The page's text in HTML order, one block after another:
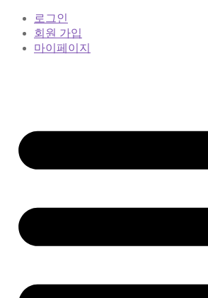
로그인
회원 가입
마이페이지